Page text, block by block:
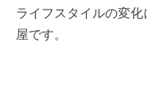
ライフスタイルの変
屋です。